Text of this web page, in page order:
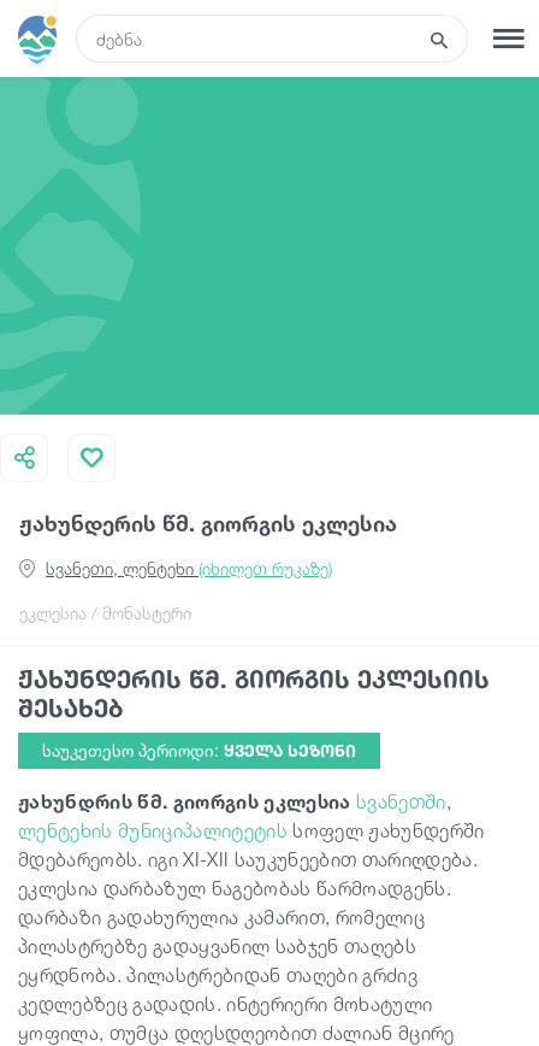
რეგისტრაცია
რა ვნახოთ
ტურები
მარშრუტები
სასტუმროები
კვება და ღვინო
სტატიები
ტრანსპორტი
ივენთები
დაგეგმე მოგზაურობა
საქართველო
ჟახუნდერის წმ. გიორგის ეკლესია
ეკლესია / მონასტერი
სვანეთი, ლენტეხი (იხილეთ რუკაზე)
ჟახუნდერის წმ. გიორგის ეკლესიის
შესახებ
საუკეთესო პერიოდი: ᲧᲕᲔᲚᲐ ᲡᲔᲖᲝᲜᲘ
ჟახუნდრის წმ. გიორგის ეკლესია სვანეთში,
ლენტეხის მუნიციპალიტეტის სოფელ ჟახუნდერში
მდებარეობს. იგი XI-XII საუკუნეებით თარიღდება.
ეკლესია დარბაზულ ნაგებობას წარმოადგენს.
დარბაზი გადახურულია კამარით, რომელიც
პილასტრებზე გადაყვანილ საბჯენ თაღებს
ეყრდნობა. პილასტრებიდან თაღები გრძივ
კედლებზეც გადადის. ინტერიერი მოხატული
ყოფილა, თუმცა დღესდღეობით ძალიან მცირე